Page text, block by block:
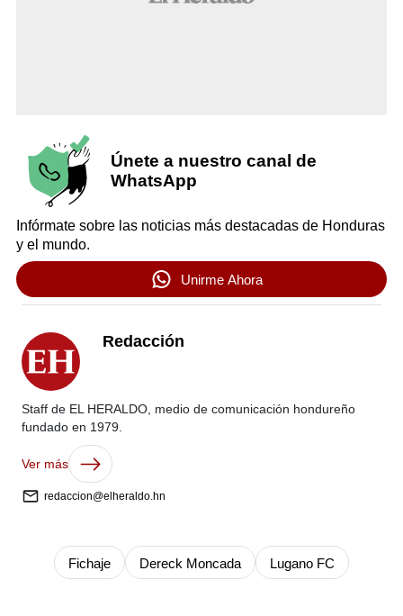
Únete a nuestro canal de
WhatsApp
Infórmate sobre las noticias más destacadas de Honduras
y el mundo.
Unirme Ahora
Redacción
Staff de EL HERALDO, medio de comunicación hondureño
fundado en 1979.
Ver más
redaccion@elheraldo.hn
Fichaje Dereck Moncada Lugano FC